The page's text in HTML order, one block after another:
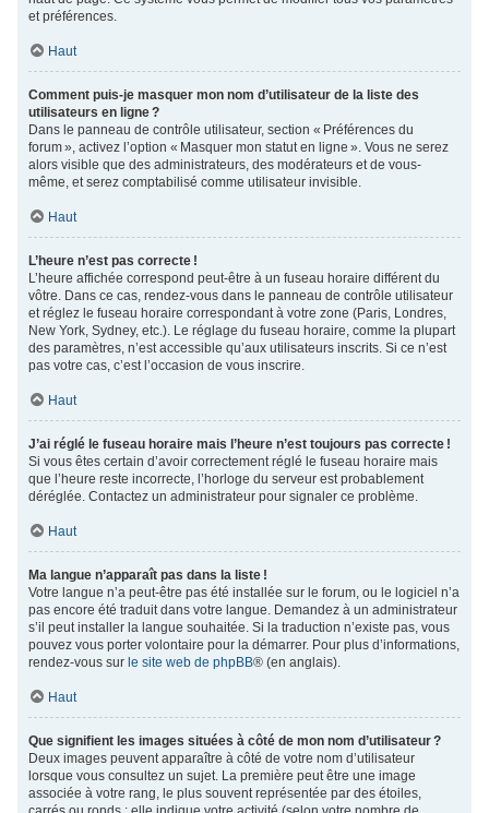
et préférences.
Haut
Comment puis-je masquer mon nom d’utilisateur de la liste des
utilisateurs en ligne ?
Dans le panneau de contrôle utilisateur, section « Préférences du
forum », activez l’option « Masquer mon statut en ligne ». Vous ne serez
alors visible que des administrateurs, des modérateurs et de vous-
même, et serez comptabilisé comme utilisateur invisible.
Haut
L’heure n’est pas correcte !
L’heure affichée correspond peut-être à un fuseau horaire différent du
vôtre. Dans ce cas, rendez-vous dans le panneau de contrôle utilisateur
et réglez le fuseau horaire correspondant à votre zone (Paris, Londres,
New York, Sydney, etc.). Le réglage du fuseau horaire, comme la plupart
des paramètres, n’est accessible qu’aux utilisateurs inscrits. Si ce n’est
pas votre cas, c’est l’occasion de vous inscrire.
Haut
J’ai réglé le fuseau horaire mais l’heure n’est toujours pas correcte !
Si vous êtes certain d’avoir correctement réglé le fuseau horaire mais
que l’heure reste incorrecte, l’horloge du serveur est probablement
déréglée. Contactez un administrateur pour signaler ce problème.
Haut
Ma langue n’apparaît pas dans la liste !
Votre langue n’a peut-être pas été installée sur le forum, ou le logiciel n’a
pas encore été traduit dans votre langue. Demandez à un administrateur
s’il peut installer la langue souhaitée. Si la traduction n’existe pas, vous
pouvez vous porter volontaire pour la démarrer. Pour plus d’informations,
rendez-vous sur le site web de phpBB® (en anglais).
Haut
Que signifient les images situées à côté de mon nom d’utilisateur ?
Deux images peuvent apparaître à côté de votre nom d’utilisateur
lorsque vous consultez un sujet. La première peut être une image
associée à votre rang, le plus souvent représentée par des étoiles,